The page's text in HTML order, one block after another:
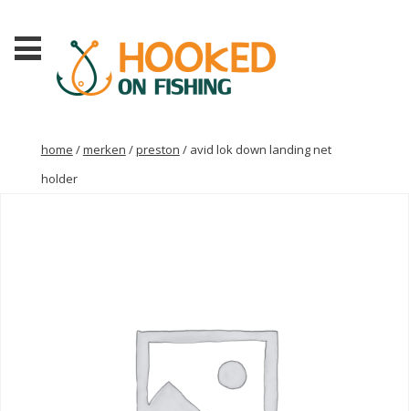
home /merken /preston / avid lok down landing net
holder